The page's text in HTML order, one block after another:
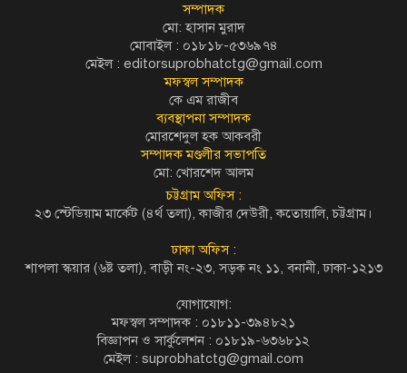
সম্পাদক
মো: হাসান মুরাদ
মোবাইল : ০১৮১৮-৫৩৬৯৭৪
মেইল : editorsuprobhatctg@gmail.com
মফস্বল সম্পাদক
কে এম রাজীব
ব্যবস্থাপনা সম্পাদক
মোরশেদুল হক আকবরী
সম্পাদক মণ্ডলীর সভাপতি
মো: খোরশেদ আলম
চট্টগ্রাম অফিস :
২৩ স্টেডিয়াম মার্কেট (৪র্থ তলা), কাজীর দেউরী, কতোয়ালি, চট্টগ্রাম।
ঢাকা অফিস :
শাপলা স্কয়ার (৬ষ্ট তলা), বাড়ী নং-২৩, সড়ক নং ১১, বনানী, ঢাকা-১২১৩
যোগাযোগ:
মফস্বল সম্পাদক : ০১৮১১-৩৯৪৮২১
বিজ্ঞাপন ও সার্কুলেশন : ০১৮১৯-৬৩৬৮১২
মেইল : suprobhatctg@gmail.com